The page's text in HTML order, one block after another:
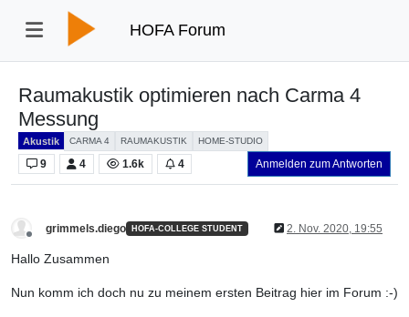
HOFA Forum
Raumakustik optimieren nach Carma 4
Messung
Akustik CARMA 4 RAUMAKUSTIK HOME-STUDIO
9 4 1.6k 4 Anmelden zum Antworten
Offline
grimmels.diego HOFA-COLLEGE STUDENT 2. Nov. 2020, 19:55
Hallo Zusammen
Nun komm ich doch nu zu meinem ersten Beitrag hier im Forum :-)